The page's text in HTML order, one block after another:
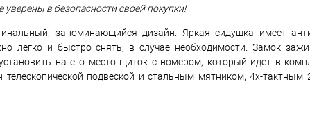
в безопасности своей покупки!
запоминающийся дизайн. Яркая сидушка имеет
легко и быстро снять, в случае необходимости. Замок
на его место щиток с номером, который идет в
подвеской и стальным мятником, 4х-тактным